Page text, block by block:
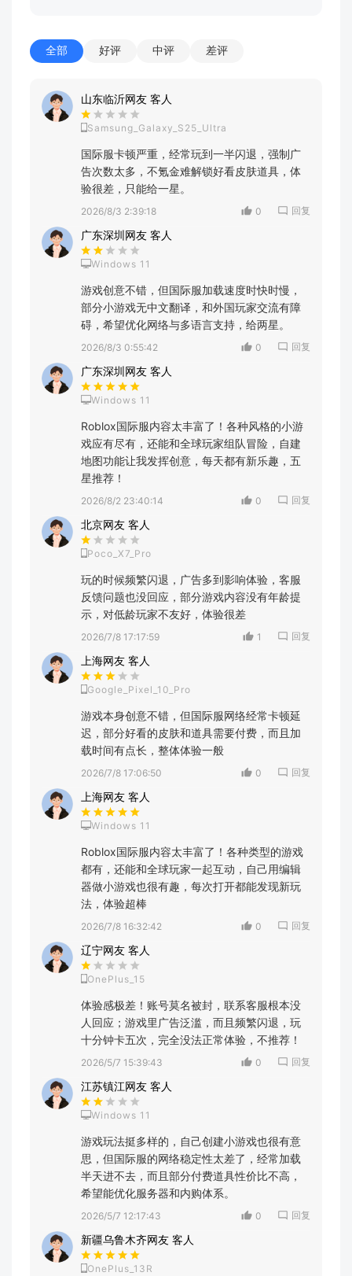
全部 好评 中评 差评
山东临沂网友 客人
Samsung_Galaxy_S25_Ultra
国际服卡顿严重，经常玩到一半闪退，强制广
告次数太多，不氪金难解锁好看皮肤道具，体
验很差，只能给一星。
2026/8/3 2:39:18 0 回复
广东深圳网友 客人
Windows 11
游戏创意不错，但国际服加载速度时快时慢，
部分小游戏无中文翻译，和外国玩家交流有障
碍，希望优化网络与多语言支持，给两星。
2026/8/3 0:55:42 0 回复
广东深圳网友 客人
Windows 11
Roblox国际服内容太丰富了！各种风格的小游
戏应有尽有，还能和全球玩家组队冒险，自建
地图功能让我发挥创意，每天都有新乐趣，五
星推荐！
2026/8/2 23:40:14 0 回复
北京网友 客人
Poco_X7_Pro
玩的时候频繁闪退，广告多到影响体验，客服
反馈问题也没回应，部分游戏内容没有年龄提
示，对低龄玩家不友好，体验很差
2026/7/8 17:17:59 1 回复
上海网友 客人
Google_Pixel_10_Pro
游戏本身创意不错，但国际服网络经常卡顿延
迟，部分好看的皮肤和道具需要付费，而且加
载时间有点长，整体体验一般
2026/7/8 17:06:50 0 回复
上海网友 客人
Windows 11
Roblox国际服内容太丰富了！各种类型的游戏
都有，还能和全球玩家一起互动，自己用编辑
器做小游戏也很有趣，每次打开都能发现新玩
法，体验超棒
2026/7/8 16:32:42 0 回复
辽宁网友 客人
OnePlus_15
体验感极差！账号莫名被封，联系客服根本没
人回应；游戏里广告泛滥，而且频繁闪退，玩
十分钟卡五次，完全没法正常体验，不推荐！
2026/5/7 15:39:43 0 回复
江苏镇江网友 客人
Windows 11
游戏玩法挺多样的，自己创建小游戏也很有意
思，但国际服的网络稳定性太差了，经常加载
半天进不去，而且部分付费道具性价比不高，
希望能优化服务器和内购体系。
2026/5/7 12:17:43 0 回复
新疆乌鲁木齐网友 客人
OnePlus_13R